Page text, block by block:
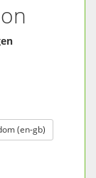
(en-gb)